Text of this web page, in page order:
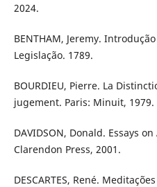
2024.
BENTHAM, Jeremy.
Legislação. 1789.
BOURDIEU, Pierre. La
jugement. Paris: Minuit, 1979.
DAVIDSON, Donald. Essays
Clarendon Press, 2001.
DESCARTES, René.